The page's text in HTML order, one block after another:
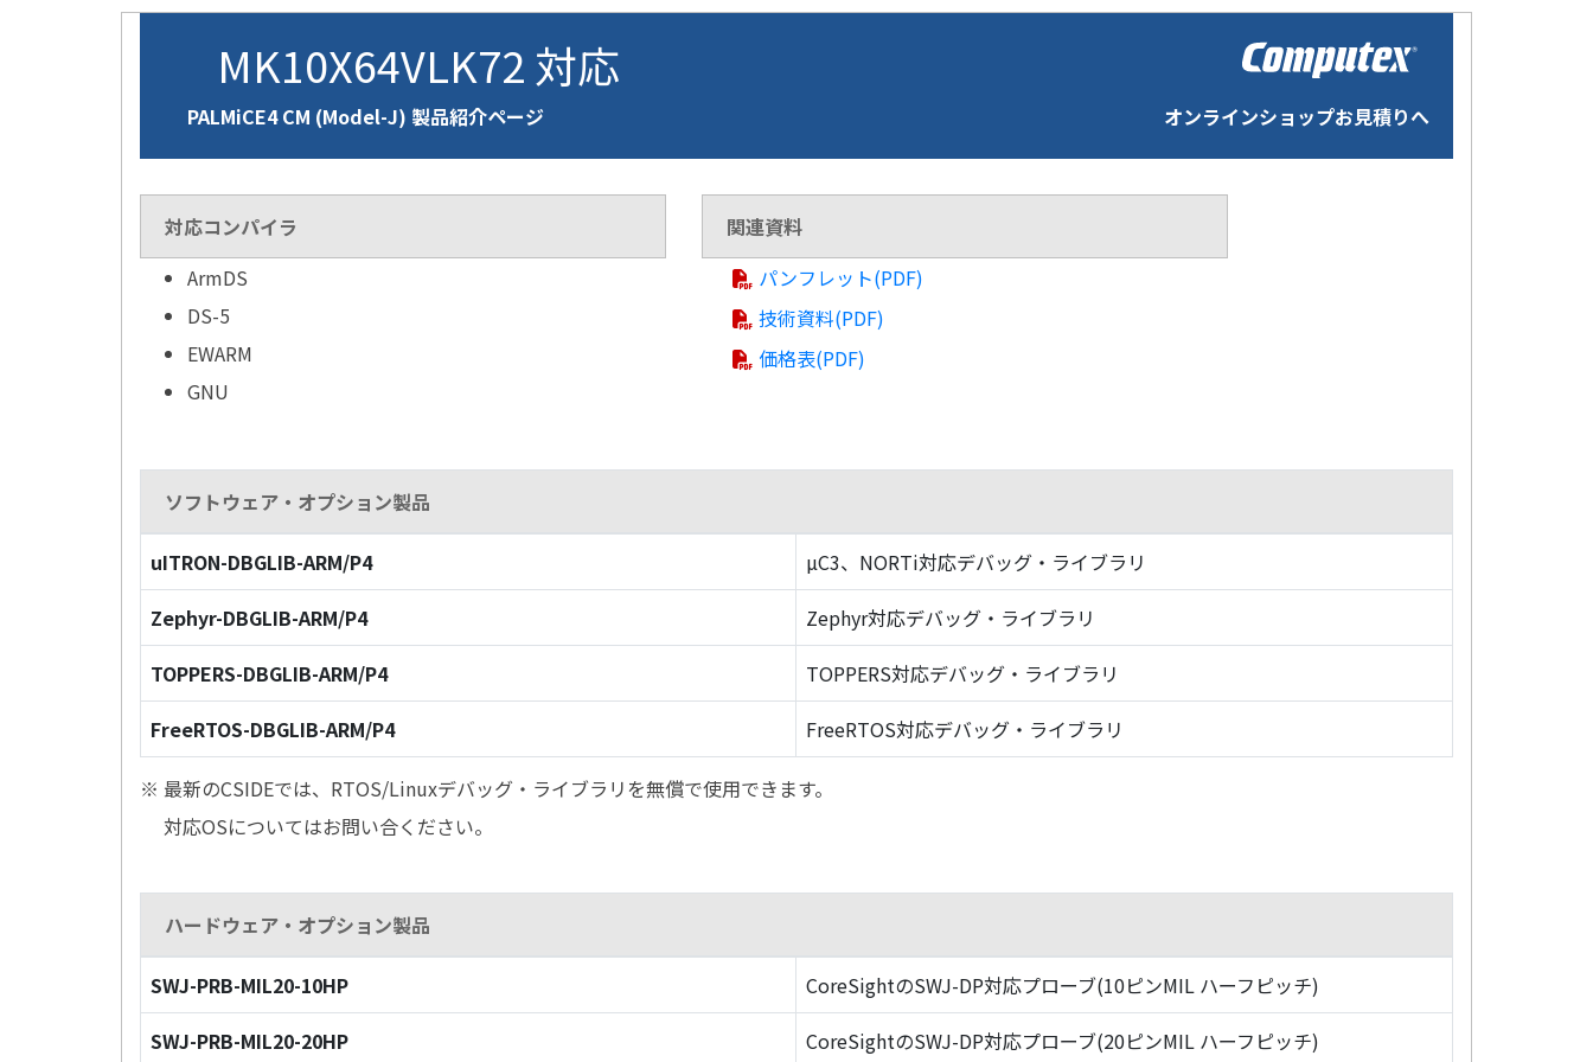
MK10X64VLK72 対応
PALMiCE4 CM (Model-J) 製品紹介ページ オンラインショップお見積りへ
対応コンパイラ
ArmDS
DS-5
EWARM
GNU
関連資料
パンフレット(PDF)
技術資料(PDF)
価格表(PDF)
ソフトウェア・オプション製品
uITRON-DBGLIB-ARM/P4
µC3、NORTi対応デバッグ・ライブラリ
Zephyr-DBGLIB-ARM/P4
Zephyr対応デバッグ・ライブラリ
TOPPERS-DBGLIB-ARM/P4
TOPPERS対応デバッグ・ライブラリ
FreeRTOS-DBGLIB-ARM/P4
FreeRTOS対応デバッグ・ライブラリ
※ 最新のCSIDEでは、RTOS/Linuxデバッグ・ライブラリを無償で使用できます。
対応OSについてはお問い合ください。
ハードウェア・オプション製品
SWJ-PRB-MIL20-10HP
CoreSightのSWJ-DP対応プローブ(10ピンMIL ハーフピッチ)
SWJ-PRB-MIL20-20HP
CoreSightのSWJ-DP対応プローブ(20ピンMIL ハーフピッチ)